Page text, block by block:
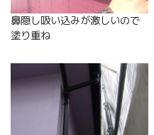
鼻隠し吸い込みが激しいので
塗り重ね